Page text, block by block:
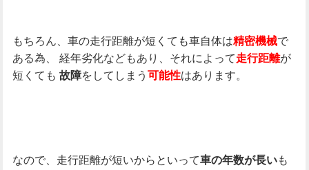
もちろん、車の走行距離が短くても車自体は精密機械で
ある為、
経年劣化などもあり、それによって走行距離が
短くても 故障をしてしまう 可能性はあります。
なので、走行距離が短いからといって車の年数が長いも